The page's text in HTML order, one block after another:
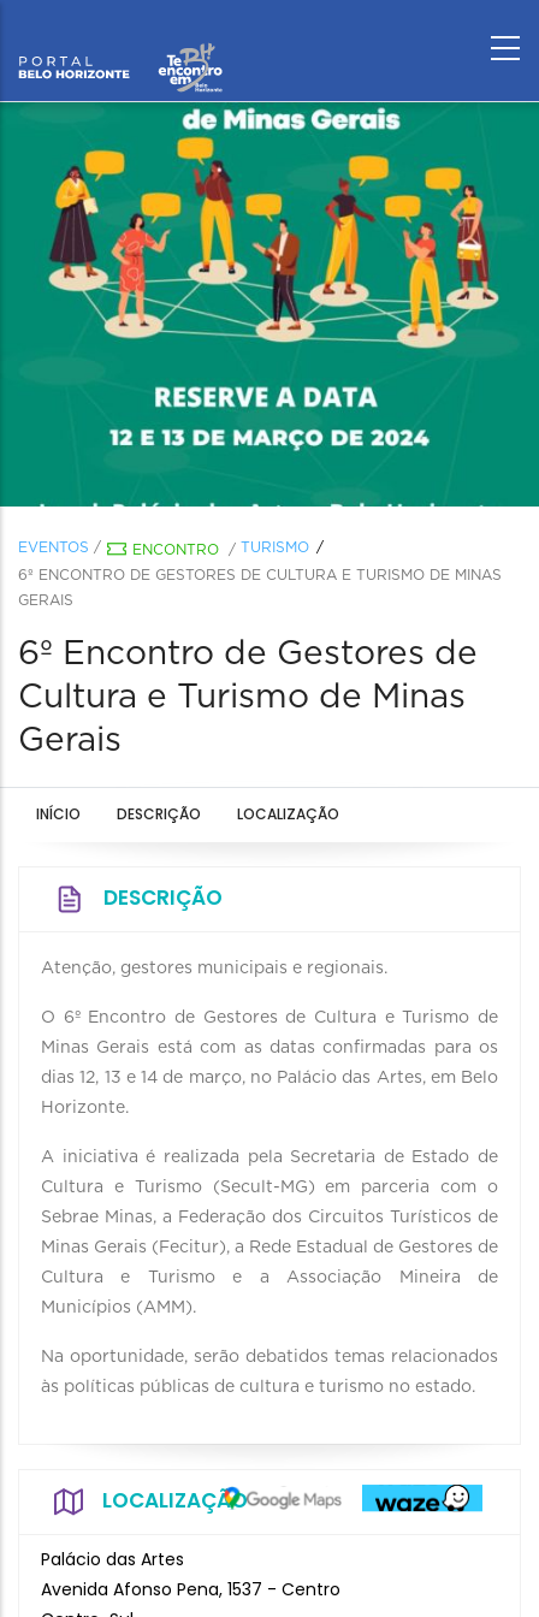
EVENTOS / ENCONTRO / TURISMO
6º ENCONTRO DE GESTORES DE CULTURA E TURISMO DE MINAS
GERAIS
6º Encontro de Gestores de
Cultura e Turismo de Minas
Gerais
INÍCIO DESCRIÇÃO LOCALIZAÇÃO
DESCRIÇÃO
Atenção, gestores municipais e regionais.
O 6º Encontro de Gestores de Cultura e Turismo de
Minas Gerais está com as datas confirmadas para os
dias 12, 13 e 14 de março, no Palácio das Artes, em Belo
Horizonte.
A iniciativa é realizada pela Secretaria de Estado de
Cultura e Turismo (Secult-MG) em parceria com o
Sebrae Minas, a Federação dos Circuitos Turísticos de
Minas Gerais (Fecitur), a Rede Estadual de Gestores de
Cultura e Turismo e a Associação Mineira de
Municípios (AMM).
Na oportunidade, serão debatidos temas relacionados
às políticas públicas de cultura e turismo no estado.
LOCALIZAÇÃO
Palácio das Artes
Avenida Afonso Pena, 1537 - Centro